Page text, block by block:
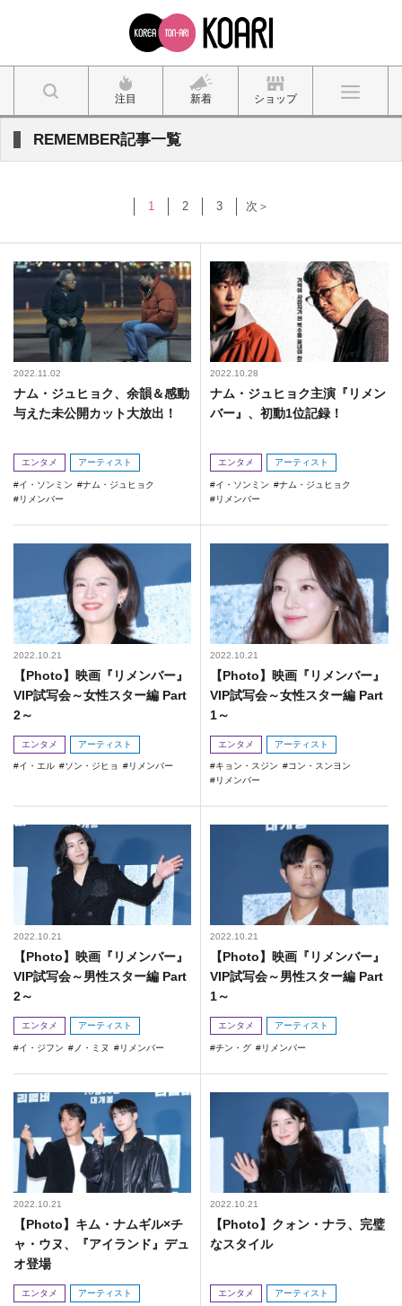
注目 新着 ショップ
REMEMBER記事一覧
1 2 3 次＞
2022.11.02
ナム・ジュヒョク、余韻＆感動
与えた未公開カット大放出！
エンタメ アーティスト
イ・ソンミン
ナム・ジュヒョク
リメンバー
2022.10.28
ナム・ジュヒョク主演『リメン
バー』、初動1位記録！
エンタメ アーティスト
イ・ソンミン
ナム・ジュヒョク
リメンバー
2022.10.21
【Photo】映画『リメンバー』
VIP試写会～女性スター編 Part
2～
エンタメ アーティスト
イ・エル ソン・ジヒョ リメンバー
2022.10.21
【Photo】映画『リメンバー』
VIP試写会～女性スター編 Part
1～
エンタメ アーティスト
キョン・スジン
コン・スンヨン
リメンバー
2022.10.21
【Photo】映画『リメンバー』
VIP試写会～男性スター編 Part
2～
エンタメ アーティスト
イ・ジフン ノ・ミヌ リメンバー
2022.10.21
【Photo】映画『リメンバー』
VIP試写会～男性スター編 Part
1～
エンタメ アーティスト
チン・グ リメンバー
2022.10.21
【Photo】キム・ナムギル×チ
ャ・ウヌ、『アイランド』デュ
オ登場
エンタメ アーティスト
2022.10.21
【Photo】クォン・ナラ、完璧
なスタイル
エンタメ アーティスト